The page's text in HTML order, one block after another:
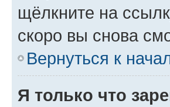
щёлкните на
скоро вы снова
Вернуться к
Я только что